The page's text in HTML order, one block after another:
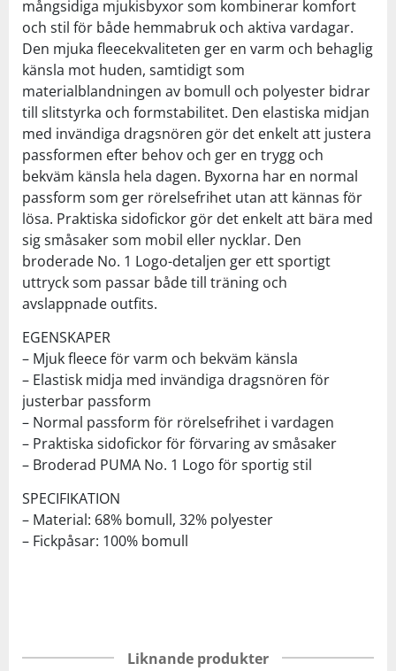
mångsidiga mjukisbyxor som kombinerar komfort
och stil för både hemmabruk och aktiva vardagar.
Den mjuka fleecekvaliteten ger en varm och behaglig
känsla mot huden, samtidigt som
materialblandningen av bomull och polyester bidrar
till slitstyrka och formstabilitet. Den elastiska midjan
med invändiga dragsnören gör det enkelt att justera
passformen efter behov och ger en trygg och
bekväm känsla hela dagen. Byxorna har en normal
passform som ger rörelsefrihet utan att kännas för
lösa. Praktiska sidofickor gör det enkelt att bära med
sig småsaker som mobil eller nycklar. Den
broderade No. 1 Logo-detaljen ger ett sportigt
uttryck som passar både till träning och
avslappnade outfits.
EGENSKAPER
– Mjuk fleece för varm och bekväm känsla
– Elastisk midja med invändiga dragsnören för
justerbar passform
– Normal passform för rörelsefrihet i vardagen
– Praktiska sidofickor för förvaring av småsaker
– Broderad PUMA No. 1 Logo för sportig stil
SPECIFIKATION
– Material: 68% bomull, 32% polyester
– Fickpåsar: 100% bomull
Liknande produkter